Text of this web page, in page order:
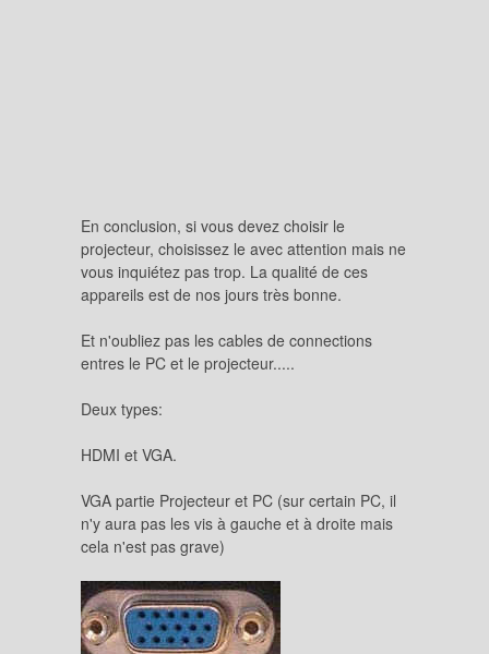
En conclusion, si vous devez choisir le
projecteur, choisissez le avec attention mais ne
vous inquiétez pas trop. La qualité de ces
appareils est de nos jours très bonne.
Et n'oubliez pas les cables de connections
entres le PC et le projecteur.....
Deux types:
HDMI et VGA.
VGA partie Projecteur et PC (sur certain PC, il
n'y aura pas les vis à gauche et à droite mais
cela n'est pas grave)